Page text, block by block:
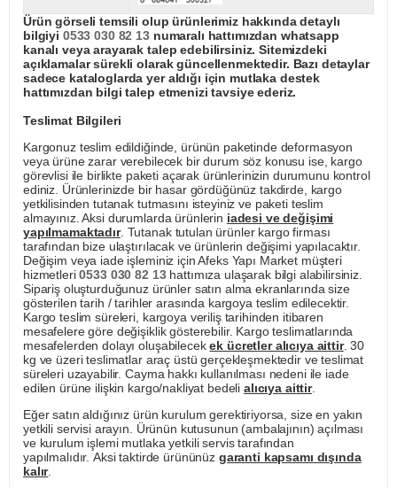
Ürün görseli temsili olup ürünlerimiz hakkında detaylı
bilgiyi 0533 030 82 13numaralı hattımızdan whatsapp
kanalı veya arayarak talep edebilirsiniz. Sitemizdeki
açıklamalar sürekli olarak güncellenmektedir. Bazı detaylar
sadece kataloglarda yer aldığı için mutlaka destek
hattımızdan bilgi talep etmenizi tavsiye ederiz.
Teslimat Bilgileri
Kargonuz teslim edildiğinde, ürünün paketinde deformasyon
veya ürüne zarar verebilecek bir durum söz konusu ise, kargo
görevlisi ile birlikte paketi açarak ürünlerinizin durumunu kontrol
ediniz. Ürünlerinizde bir hasar gördüğünüz takdirde, kargo
yetkilisinden tutanak tutmasını isteyiniz ve paketi teslim
almayınız. Aksi durumlarda ürünlerin iadesi ve değişimi
yapılmamaktadır. Tutanak tutulan ürünler kargo firması
tarafından bize ulaştırılacak ve ürünlerin değişimi yapılacaktır.
Değişim veya iade işleminiz için Afeks Yapı Market müşteri
hizmetleri0533 030 82 13hattımıza ulaşarak bilgi alabilirsiniz.
Sipariş oluşturduğunuz ürünler satın alma ekranlarında size
gösterilen tarih / tarihler arasında kargoya teslim edilecektir.
Kargo teslim süreleri, kargoya veriliş tarihinden itibaren
mesafelere göre değişiklik gösterebilir. Kargo teslimatlarında
mesafelerden dolayı oluşabilecekek ücretler alıcıya aittir. 30
kg ve üzeri teslimatlar araç üstü gerçekleşmektedir ve teslimat
süreleri uzayabilir. Cayma hakkı kullanılması nedeni ile iade
edilen ürüne ilişkin kargo/nakliyat bedeli alıcıya aittir.
Eğer satın aldığınız ürün kurulum gerektiriyorsa, size en yakın
yetkili servisi arayın. Ürünün kutusunun (ambalajının) açılması
ve kurulum işlemi mutlaka yetkili servis tarafından
yapılmalıdır. Aksi taktirde ürününüz garanti kapsamı dışında
kalır.